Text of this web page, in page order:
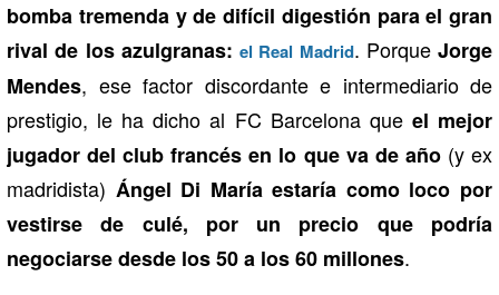
bomba tremenda y de difícil digestión para el gran
rival de los azulgranas: el Real Madrid. Porque Jorge
Mendes, ese factor discordante e intermediario de
prestigio, le ha dicho al FC Barcelona que el mejor
jugador del club francés en lo que va de año(y ex
madridista) Ángel Di María estaría como loco por
vestirse de culé, por un precio que podría
negociarse desde los 50 a los 60 millones.